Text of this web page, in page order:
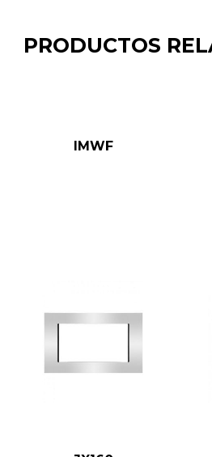
PRODUCTOS
IMWF